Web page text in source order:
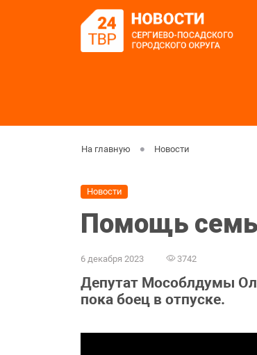
На главную Новости
Новости
Помощь
6 декабря 2023 3742
Депутат Мособлдумы
пока боец в отпуске.